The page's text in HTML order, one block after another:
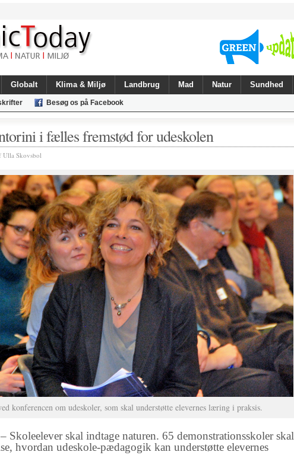
Globalt Klima & Miljø Landbrug Mad Natur Sundhed
Besøg os på Facebook
i fælles fremstød for udeskolen
Ulla Skovsbol
konferencen om udeskoler, som skal understøtte elevernes læring i praksis.
Skoleelever skal indtage naturen. 65 demonstrationsskoler skal
hvordan udeskole-pædagogik kan understøtte elevernes